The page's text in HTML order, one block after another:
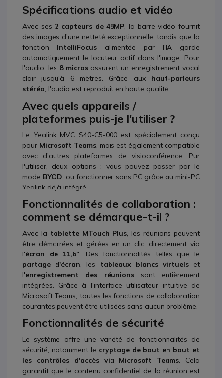
Spécifications audio et vidéo
Avec ses 2 capteurs de 48MP, la barre vidéo fournit
des images d'une netteté exceptionnelle, tandis que la
fonction IntelliFocus alimentée par l'IA garde
automatiquement le locuteur actif dans l'image. Pour
l'audio, les 8 micros assurent un enregistrement vocal
clair jusqu'à 6 mètres. Grâce aux haut-parleurs
stéréo, l'audio est reproduit en haute qualité.
Avec quels appareils /
plateformes puis-je l'utiliser ?
Le Yealink MVC S40-C5-000 est spécialement conçu
pour Microsoft Teams, mais est également compatible
avec d'autres plateformes de visioconférence. Pur
l'utiliser, deux options : vous pouvez passer par le
mode BYOD, ou fonctionner sans PC grâce au mini-PC
Yealink déjà intégré.
Fonctionnalités de collaboration :
comment se démarque-t-il ?
Avec la tablette MTouch Plus, les réunions peuvent
être démarrées et gérées en un clic, directement via
l'écran de 11,6''. Des fonctionnalités telles que le
partage d'écran, les tableaux blancs virtuelset
l'enregistrement des réunions sont entièrement
intégrées. Grâce à l'interface utilisateur intuitive de
Microsoft Teams, toutes les fonctions de collaboration
courantes peuvent être utilisées sans aucun problème.
Fonctionnalités de sécurité
Le système offre une variété de fonctionnalités de
sécurité, notamment le cryptage de bout en bout et
les contrôles d'accès via Microsoft Teams. Cela
garantit que le contenu confidentiel de la réunion est